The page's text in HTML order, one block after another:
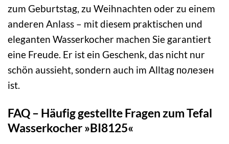
zum Geburtstag, zu Weihnachten oder zu einem
anderen Anlass – mit diesem praktischen und
eleganten Wasserkocher machen Sie garantiert
eine Freude. Er ist ein Geschenk, das nicht nur
schön aussieht, sondern auch im Alltag полезен
ist.
FAQ – Häufig gestellte Fragen zum Tefal
Wasserkocher »BI8125«